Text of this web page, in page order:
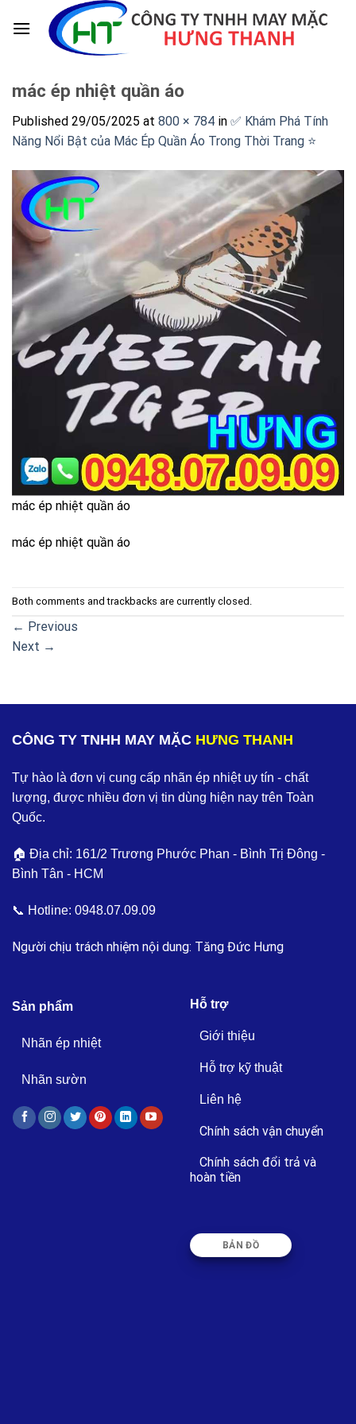
mác ép nhiệt quần áo
Published 29/05/2025 at 800 × 784 in ✅ Khám Phá Tính
Năng Nổi Bật của Mác Ép Quần Áo Trong Thời Trang ⭐️
mác ép nhiệt quần áo
mác ép nhiệt quần áo
Both comments and trackbacks are currently closed.
← Previous
Next →
CÔNG TY TNHH MAY MẶC HƯNG THANH
Tự hào là đơn vị cung cấp nhãn ép nhiệt uy tín - chất
lượng, được nhiều đơn vị tin dùng hiện nay trên Toàn
Quốc.
🏠 Địa chỉ: 161/2 Trương Phước Phan - Bình Trị Đông -
Bình Tân - HCM
📞 Hotline: 0948.07.09.09
Người chịu trách nhiệm nội dung: Tăng Đức Hưng
Sản phẩm
Nhãn ép nhiệt
Nhãn sườn
Hỗ trợ
Giới thiệu
Hỗ trợ kỹ thuật
Liên hệ
Chính sách vận chuyển
Chính sách đổi trả và
hoàn tiền
BẢN ĐỒ